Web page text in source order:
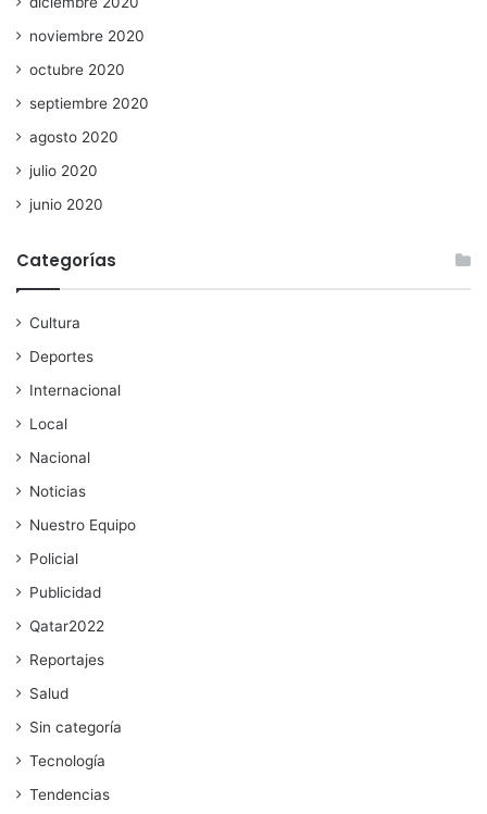
noviembre 2020
octubre 2020
septiembre 2020
agosto 2020
julio 2020
junio 2020
Categorías
Cultura
Deportes
Internacional
Local
Nacional
Noticias
Nuestro Equipo
Policial
Publicidad
Qatar2022
Reportajes
Salud
Sin categoría
Tecnología
Tendencias